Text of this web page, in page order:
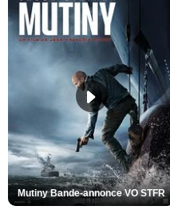
Mutiny Bande-annonce VO STFR